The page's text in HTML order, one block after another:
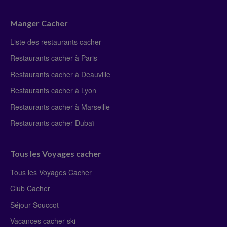
Manger Cacher
Liste des restaurants cacher
Restaurants cacher à Paris
Restaurants cacher à Deauville
Restaurants cacher à Lyon
Restaurants cacher à Marseille
Restaurants cacher Dubaï
Tous les Voyages cacher
Tous les Voyages Cacher
Club Cacher
Séjour Souccot
Vacances cacher ski